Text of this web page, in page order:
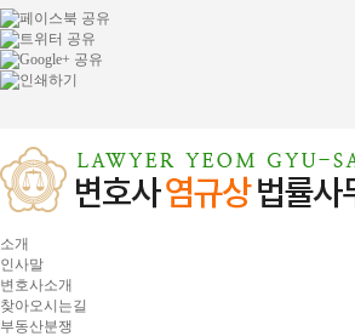
소개
인사말
변호사소개
찾아오시는길
부동산분쟁